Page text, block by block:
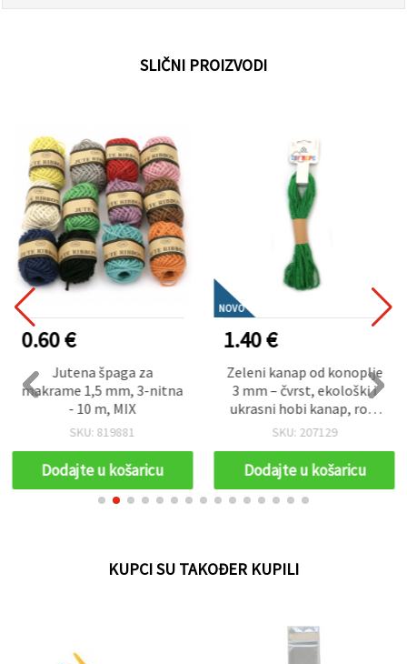
SLIČNI PROIZVODI
0.60 €
Jutena špaga za
makrame 1,5 mm, 3-nitna
- 10 m, MIX
SKU: 819881
Dodajte u košaricu
NOVO
1.40 €
Zeleni kanap od konoplje
3 mm – čvrst, ekološki i
ukrasni hobi kanap, rola
~5 m
SKU: 207129
Dodajte u košaricu
KUPCI SU TAKOĐER KUPILI